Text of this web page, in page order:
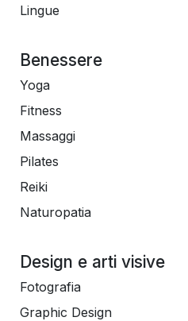
Lingue
Benessere
Yoga
Fitness
Massaggi
Pilates
Reiki
Naturopatia
Design e arti visive
Fotografia
Graphic Design